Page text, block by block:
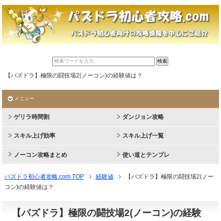
【パズドラ】極限の闘技場2(ノーコン)の経験値は？
メニュー
ゲリラ時間割 ダンジョン攻略
スキル上げ効率 スキル上げ一覧
ノーコン攻略まとめ 使い道とテンプレ
パズドラ初心者攻略.com TOP 経験値
【パズドラ】極限の闘技場2(ノー
コン)の経験値は？
【パズドラ】極限の闘技場2(ノーコン)の経験